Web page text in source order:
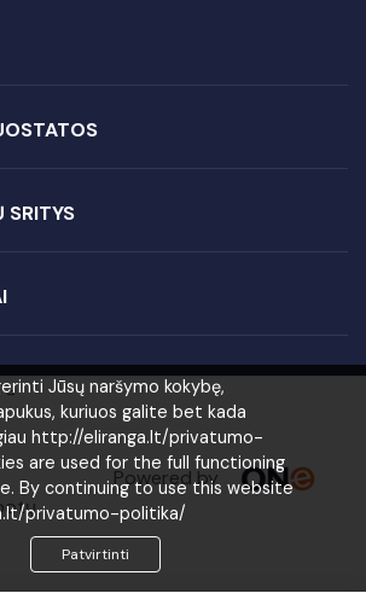
Jūsų naršymo kokybę,
kuriuos galite bet kada
http://eliranga.lt/privatumo-
are used for the full functioning
By continuing to use this website
privatumo-politika/
Patvirtinti
SRITYS
=
Powered by